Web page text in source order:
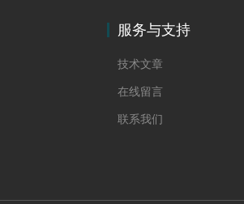
服务与支持
技术文章
在线留言
联系我们